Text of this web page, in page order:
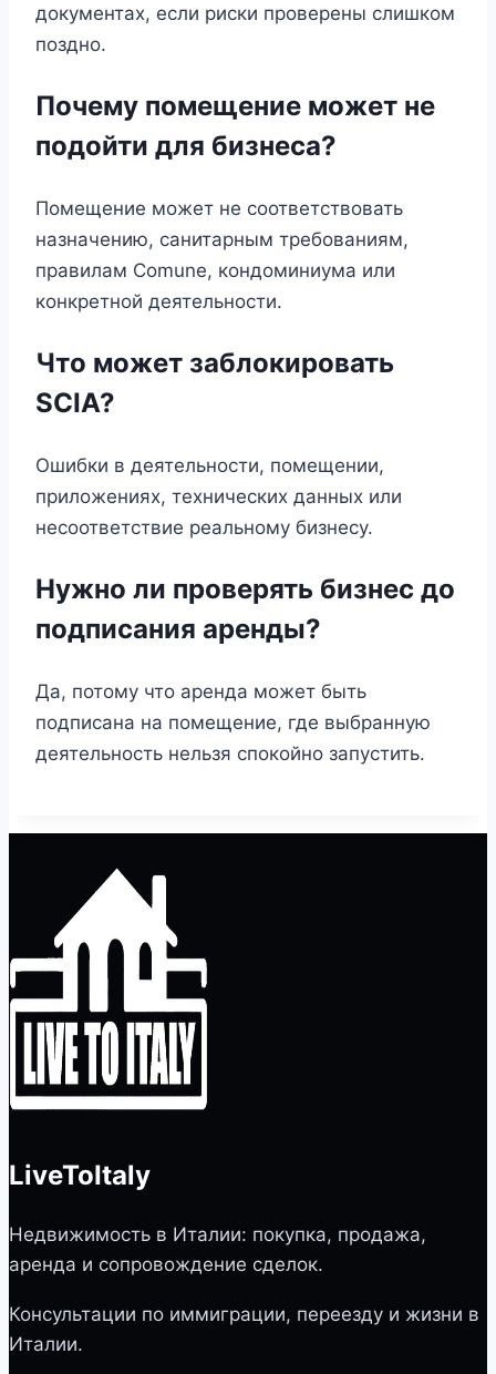
документах, если риски проверены слишком
поздно.
Почему помещение может не
подойти для бизнеса?
Помещение может не соответствовать
назначению, санитарным требованиям,
правилам Comune, кондоминиума или
конкретной деятельности.
Что может заблокировать
SCIA?
Ошибки в деятельности, помещении,
приложениях, технических данных или
несоответствие реальному бизнесу.
Нужно ли проверять бизнес до
подписания аренды?
Да, потому что аренда может быть
подписана на помещение, где выбранную
деятельность нельзя спокойно запустить.
LiveToItaly
Недвижимость в Италии: покупка, продажа,
аренда и сопровождение сделок.
Консультации по иммиграции, переезду и жизни в
Италии.